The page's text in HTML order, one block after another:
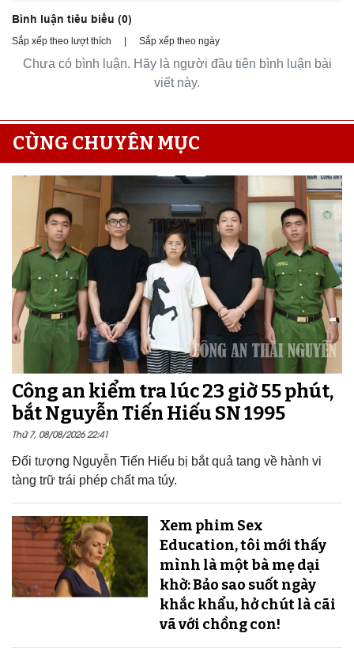
Bình luận tiêu biểu (0)
Sắp xếp theo lượt thích | Sắp xếp theo ngày
Chưa có bình luận. Hãy là người đầu tiên bình luận bài
viết này.
CÙNG CHUYÊN MỤC
Công an kiểm tra lúc 23 giờ 55 phút,
bắt Nguyễn Tiến Hiếu SN 1995
Thứ 7, 08/08/2026 22:41
Đối tượng Nguyễn Tiến Hiếu bị bắt quả tang về hành vi
tàng trữ trái phép chất ma túy.
Xem phim Sex
Education, tôi mới thấy
mình là một bà mẹ dại
khờ: Bảo sao suốt ngày
khắc khẩu, hở chút là cãi
vã với chồng con!